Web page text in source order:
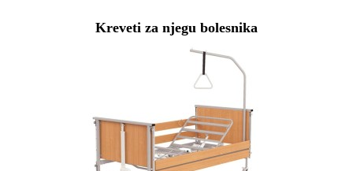
Kreveti za njegu bolesnika